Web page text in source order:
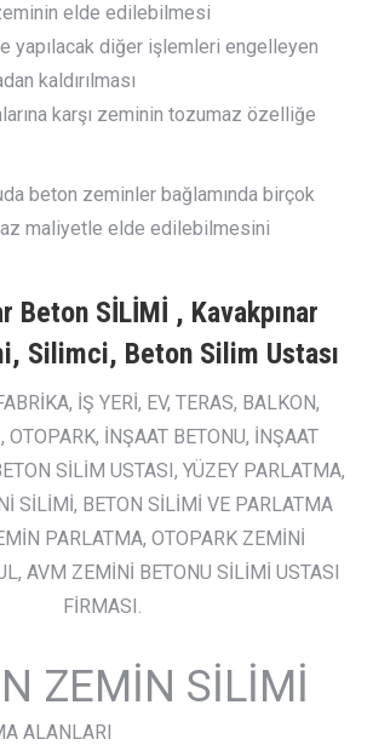
elde edilebilmesi
yapılacak diğer işlemleri engelleyen
kaldırılması
karşı zeminin tozumaz özelliğe
beton zeminler bağlamında birçok
az maliyetle elde edilebilmesini
Beton SİLİMİ , Kavakpınar
Silimci, Beton Silim Ustası
İŞ YERİ, EV, TERAS, BALKON,
OTOPARK, İNŞAAT BETONU, İNŞAAT
SİLİM USTASI, YÜZEY PARLATMA,
SİLİMİ, BETON SİLİMİ VE PARLATMA
PARLATMA, OTOPARK ZEMİNİ
AVM ZEMİNİ BETONU SİLİMİ USTASI
FİRMASI.
ZEMİN SİLİMİ
ALANLARI